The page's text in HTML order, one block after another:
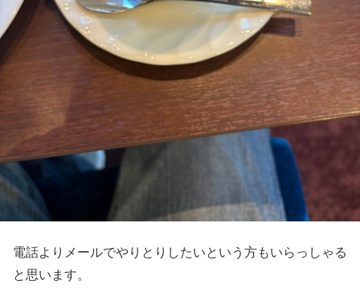
電話よりメールでやりとりしたいという方もいらっしゃる
と思います。